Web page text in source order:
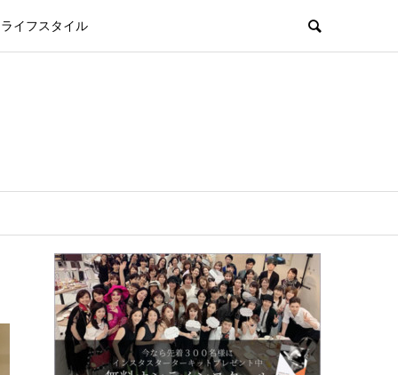
ライフスタイル